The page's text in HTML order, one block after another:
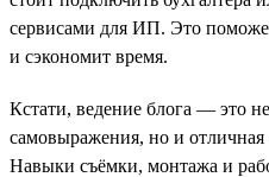
сервисами для ИП. Это
и сэкономит время.
Кстати, ведение блога — это
самовыражения, но и отличная
Навыки съёмки, монтажа и